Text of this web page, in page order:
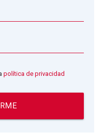
política de privacidad